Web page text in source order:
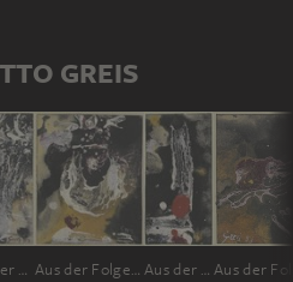
GREIS
Aus der Folge "Von Fleck und Strich", Nr. 74 Aus der Folge "Von Fleck und Strich", Nr. 4 Aus der Folge "Von Fleck und Strich", Nr. 72